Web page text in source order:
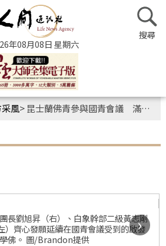
年08月08日 星期六
風> 昆士蘭佛青參與國青會議 滿載而歸
長劉旭昇（右）、白象幹部二級黃志剛
齊心發願延續在國青會議受到的啟發
佛。 圖/Brandon提供
›